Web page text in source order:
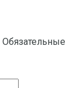
Обязательные